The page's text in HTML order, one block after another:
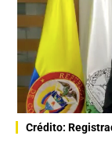
Crédito: